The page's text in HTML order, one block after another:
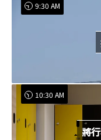
9:30 AM
將
10:30 AM